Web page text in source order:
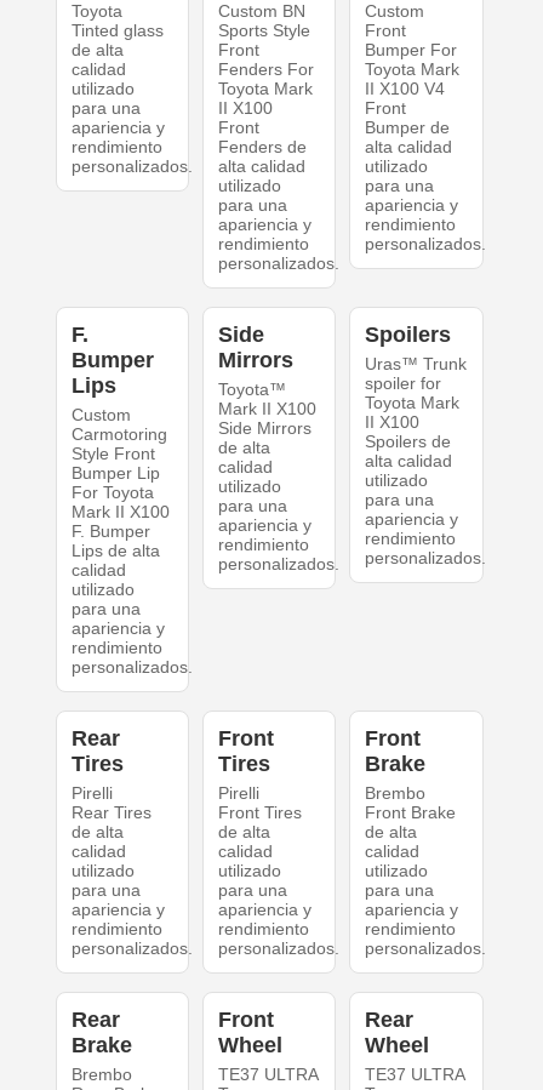
Toyota
Tinted glass
de alta
calidad
utilizado
para una
apariencia y
rendimiento
personalizados.
Custom BN
Sports Style
Front
Fenders For
Toyota Mark
II X100
Front
Fenders de
alta calidad
utilizado
para una
apariencia y
rendimiento
personalizados.
Custom
Front
Bumper For
Toyota Mark
II X100 V4
Front
Bumper de
alta calidad
utilizado
para una
apariencia y
rendimiento
personalizados.
F.
Bumper
Lips
Custom
Carmotoring
Style Front
Bumper Lip
For Toyota
Mark II X100
F. Bumper
Lips de alta
calidad
utilizado
para una
apariencia y
rendimiento
personalizados.
Side
Mirrors
Toyota™
Mark II X100
Side Mirrors
de alta
calidad
utilizado
para una
apariencia y
rendimiento
personalizados.
Spoilers
Uras™ Trunk
spoiler for
Toyota Mark
II X100
Spoilers de
alta calidad
utilizado
para una
apariencia y
rendimiento
personalizados.
Rear
Tires
Pirelli
Rear Tires
de alta
calidad
utilizado
para una
apariencia y
rendimiento
personalizados.
Front
Tires
Pirelli
Front Tires
de alta
calidad
utilizado
para una
apariencia y
rendimiento
personalizados.
Front
Brake
Brembo
Front Brake
de alta
calidad
utilizado
para una
apariencia y
rendimiento
personalizados.
Rear
Brake
Brembo
Front
Wheel
TE37 ULTRA
Rear
Wheel
TE37 ULTRA